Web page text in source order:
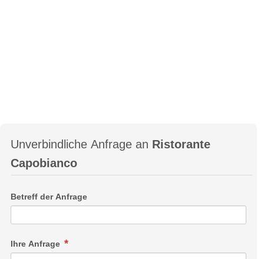
Unverbindliche Anfrage an Ristorante
Capobianco
Betreff der Anfrage
Ihre Anfrage